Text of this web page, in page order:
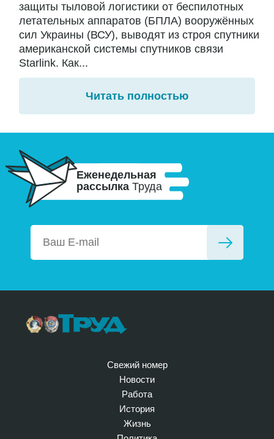
защиты тыловой логистики от беспилотных
летательных аппаратов (БПЛА) вооружённых
сил Украины (ВСУ), выводят из строя спутники
американской системы спутников связи
Starlink. Как...
Читать полностью
Еженедельная
рассылка Труда
Свежий номер
Новости
Работа
История
Жизнь